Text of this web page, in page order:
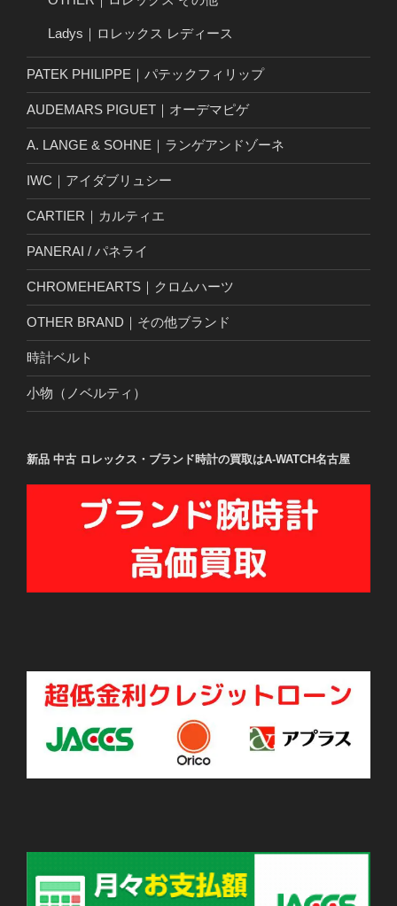
Ladys｜ロレックス レディース
PATEK PHILIPPE｜パテックフィリップ
AUDEMARS PIGUET｜オーデマピゲ
A. LANGE & SOHNE｜ランゲアンドゾーネ
IWC｜アイダブリュシー
CARTIER｜カルティエ
PANERAI / パネライ
CHROMEHEARTS｜クロムハーツ
OTHER BRAND｜その他ブランド
時計ベルト
小物（ノベルティ）
新品 中古 ロレックス・ブランド時計の買取はA-WATCH名古屋